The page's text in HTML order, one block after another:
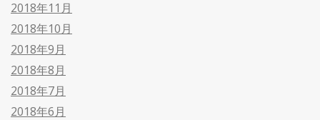
2018年11月
2018年10月
2018年9月
2018年8月
2018年7月
2018年6月